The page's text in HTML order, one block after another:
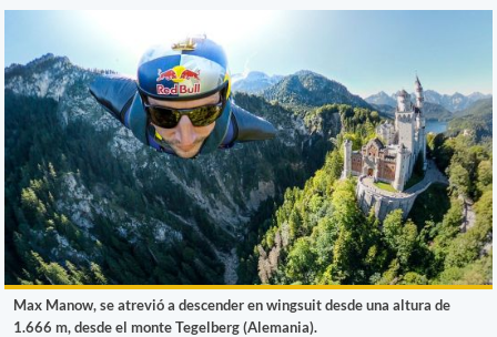
Max Manow, se atrevió a descender en wingsuit desde una altura de
1.666 m, desde el monte Tegelberg (Alemania).